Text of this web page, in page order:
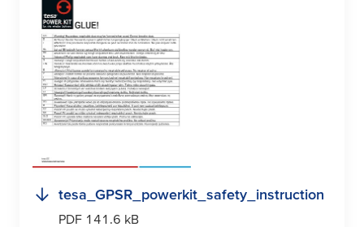
tesa _GPSR_powerkit_safety_instruction
PDF 141.6 kB